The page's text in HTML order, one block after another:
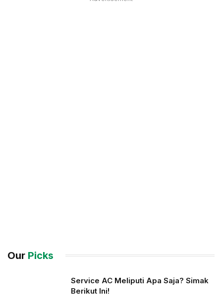
Our Picks
Service AC Meliputi Apa Saja? Simak
Berikut Ini!